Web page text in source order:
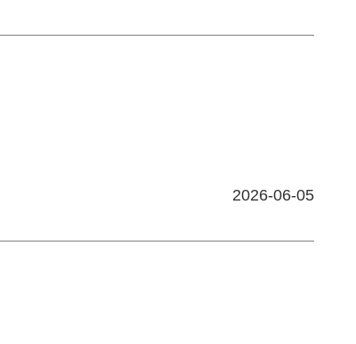
2026-06-05